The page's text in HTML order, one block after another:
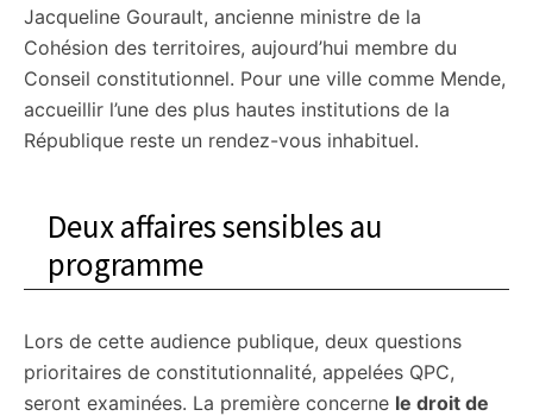
Jacqueline Gourault, ancienne ministre de la
Cohésion des territoires, aujourd’hui membre du
Conseil constitutionnel. Pour une ville comme Mende,
accueillir l’une des plus hautes institutions de la
République reste un rendez-vous inhabituel.
Deux affaires sensibles au
programme
Lors de cette audience publique, deux questions
prioritaires de constitutionnalité, appelées QPC,
seront examinées. La première concerne le droit de